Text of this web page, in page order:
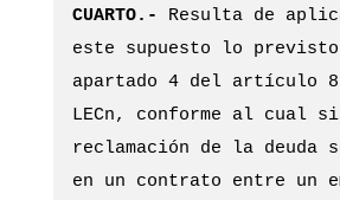
CUARTO.-
Resulta de
este supuesto lo
apartado 4 del artículo
LECn, conforme al cual
reclamación de la deuda
en un contrato entre un